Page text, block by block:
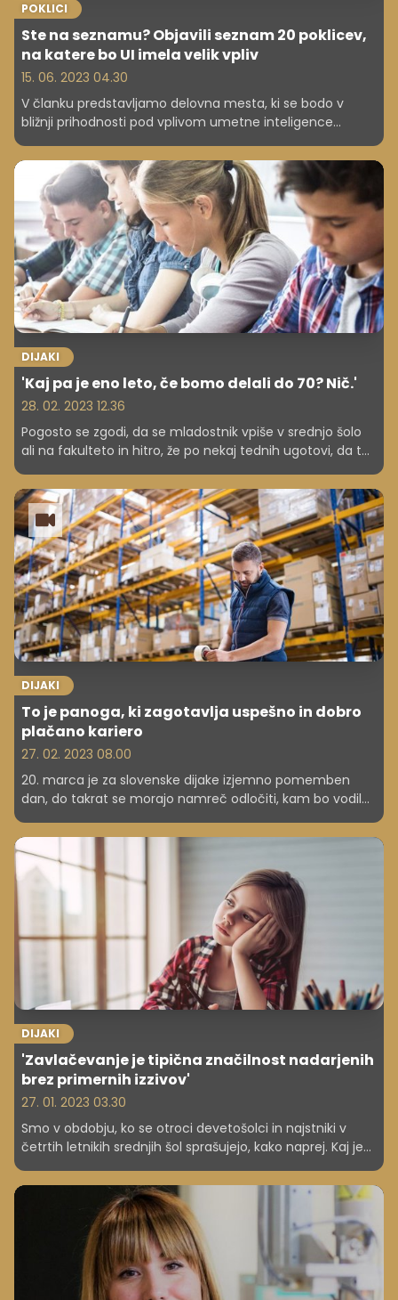
POKLICI
Ste na seznamu? Objavili seznam 20 poklicev,
na katere bo UI imela velik vpliv
15. 06. 2023 04.30
V članku predstavljamo delovna mesta, ki se bodo v
bližnji prihodnosti pod vplivom umetne inteligence
zagotovo spremenila. Delavci se bodo morali naučiti
novih znanj, saj bodo nadzorovali, upravljali in uporabljali
nove tehnologije.
DIJAKI
'Kaj pa je eno leto, če bomo delali do 70? Nič.'
28. 02. 2023 12.36
Pogosto se zgodi, da se mladostnik vpiše v srednjo šolo
ali na fakulteto in hitro, že po nekaj tednih ugotovi, da to
ni to. Morda še nekaj časa vztraja, premleva, kaj naj stori,
starši obupujejo ... Pogovarjali smo se s svetovalko na
zavodu za zaposlovanje Karmen Saje, ki je za Cekin.si
dejala, da je treba na takšne dogodke gledati iz drugega
zornega kota.
DIJAKI
To je panoga, ki zagotavlja uspešno in dobro
plačano kariero
27. 02. 2023 08.00
20. marca je za slovenske dijake izjemno pomemben
dan, do takrat se morajo namreč odločiti, kam bo vodila
njihova poklicna pot, in se vpisati na želeno fakulteto.
Kljub bogatemu naboru študijskih smeri in programov je
odločitev vse prej kot enostavna. Želja je seveda najti
poklic, ki bo združeval osebne interese in široko možnost
dobro plačane zaposlitve. Misija nemogoče? Niti
slučajno! Z nekaj raziskovanja smo naleteli na vsem
dobro znano delovno mesto, ki je raznoliko, dobro
plačano in izjemno perspektivno – omogoča namreč
skoraj 98-odstotno zaposljivost!
DIJAKI
'Zavlačevanje je tipična značilnost nadarjenih
brez primernih izzivov'
27. 01. 2023 03.30
Smo v obdobju, ko se otroci devetošolci in najstniki v
četrtih letnikih srednjih šol sprašujejo, kako naprej. Kaj je
moj poklic, kaj poslanstvo in za kaj sem nadarjen oz.
nadarjena? Kako naj ravnajo starši? Kako prepoznati, za
katero stvar si nadarjen oz. je nadarjen tvoj otrok? Ali je
nadarjenost dovolj, da se usmeriš v določen poklic?